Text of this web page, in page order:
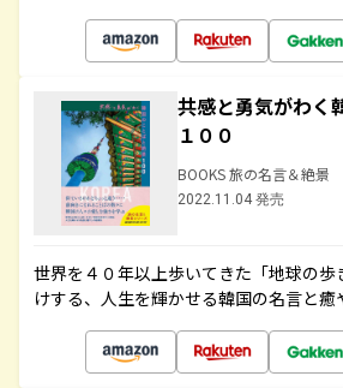
共感と勇気がわく
１００
BOOKS 旅の名言＆絶景
2022.11.04 発売
世界を４０年以上歩いてきた「地球の歩
けする、人生を輝かせる韓国の名言と癒